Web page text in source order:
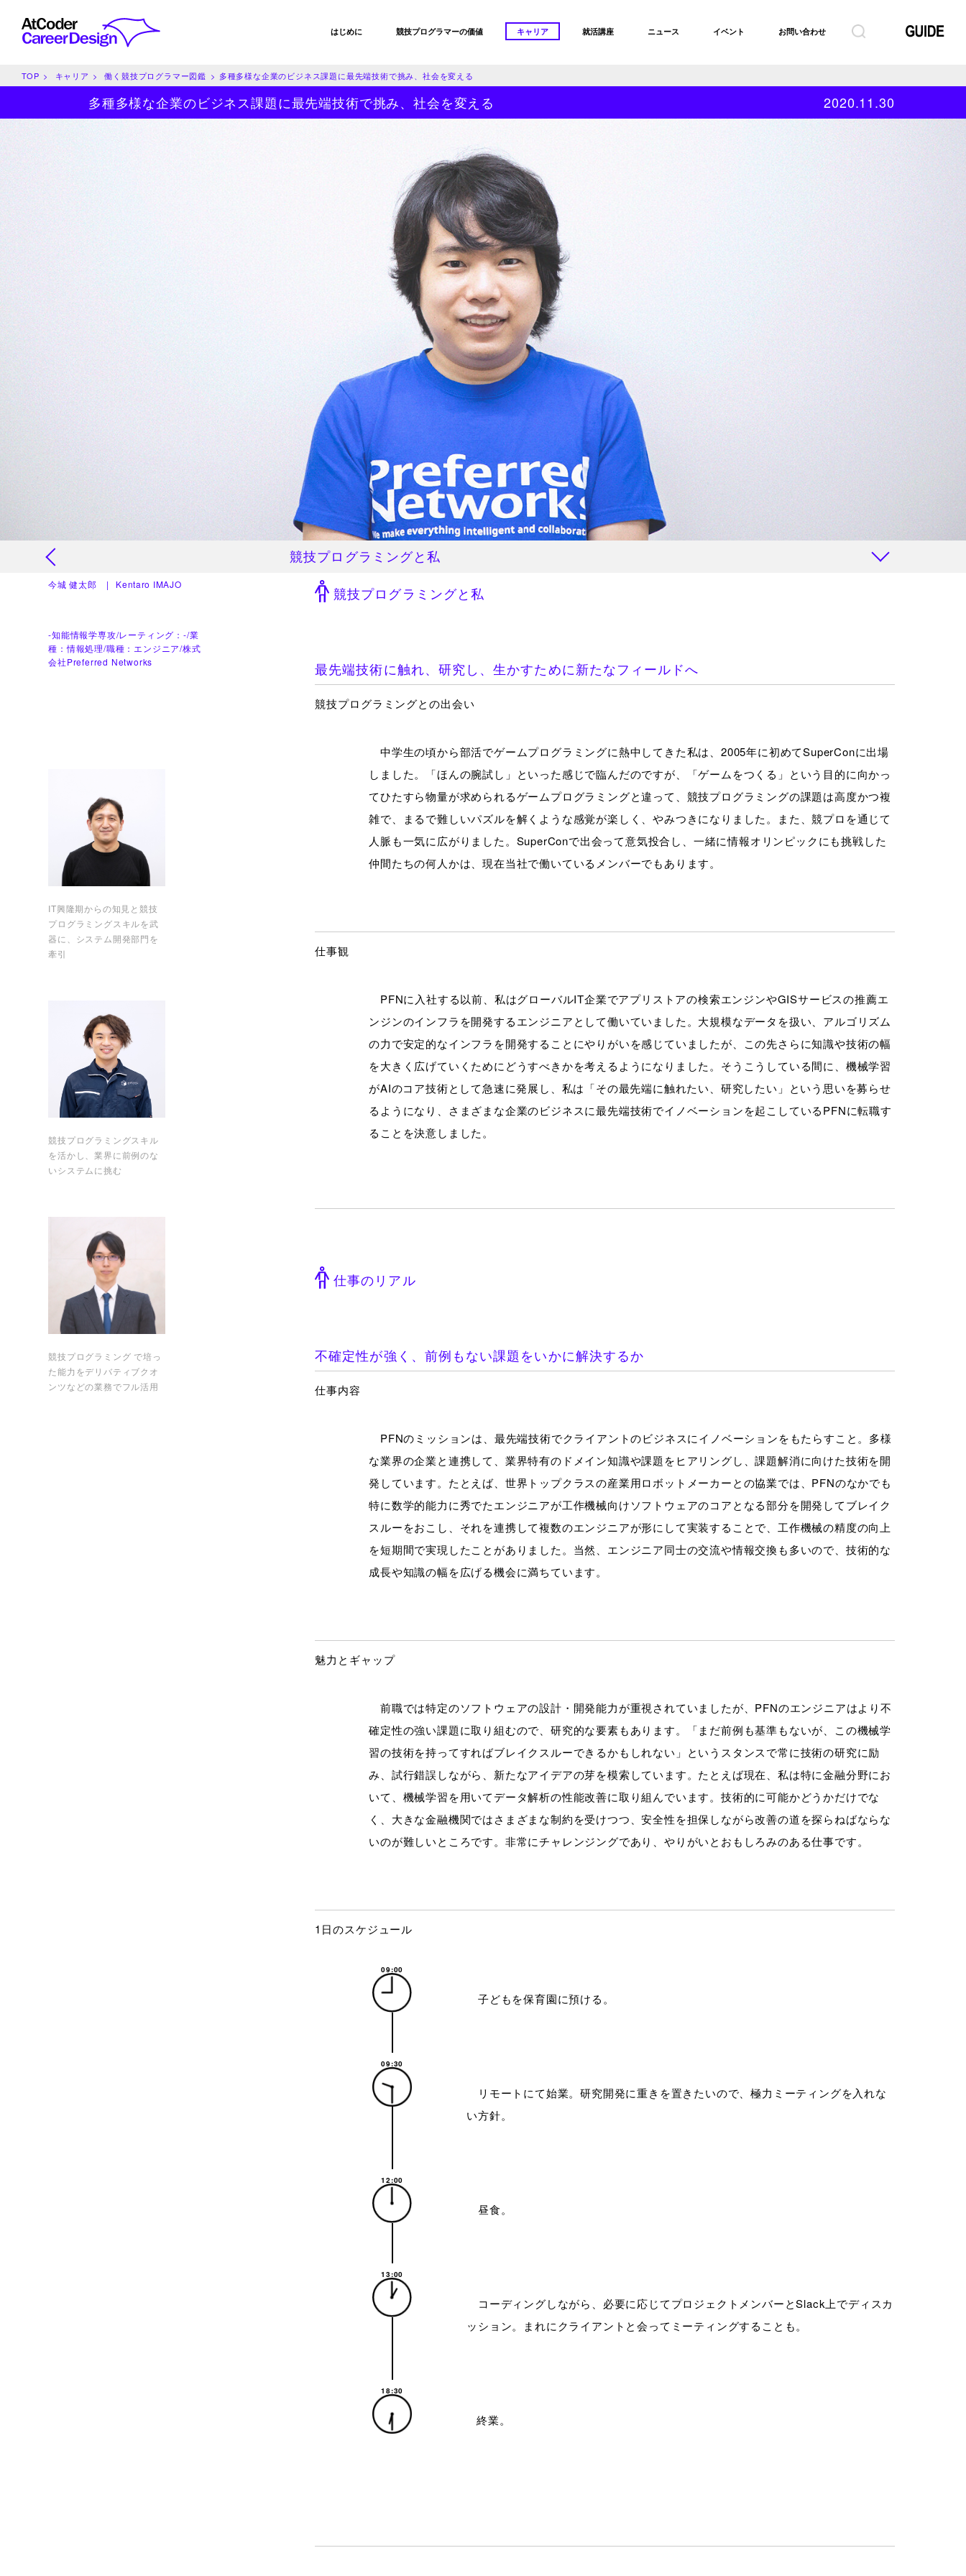
はじめに 競技プログラマーの価値 キャリア 就活講座 ニュース イベント お問い合わせ
TOP キャリア 働く競技プログラマー図鑑 多種多様な企業のビジネス課題に最先端技術で挑み、社会を変える
多種多様な企業のビジネス課題に最先端技術で挑み、社会を変える 2020.11.30
競技プログラミングと私
仕事のリアル
今城 健太郎 Kentaro IMAJO
-知能情報学専攻/レーティング：-/業
種：情報処理/職種：エンジニア/株式
会社Preferred Networks
競技プログラミングと私
最先端技術に触れ、研究し、生かすために新たなフィールドへ
競技プログラミングとの出会い
中学生の頃から部活でゲームプログラミングに熱中してきた私は、2005年に初めてSuperConに出場
しました。「ほんの腕試し」といった感じで臨んだのですが、「ゲームをつくる」という目的に向かっ
てひたすら物量が求められるゲームプログラミングと違って、競技プログラミングの課題は高度かつ複
雑で、まるで難しいパズルを解くような感覚が楽しく、やみつきになりました。また、競プロを通じて
人脈も一気に広がりました。SuperConで出会って意気投合し、一緒に情報オリンピックにも挑戦した
仲間たちの何人かは、現在当社で働いているメンバーでもあります。
仕事観
PFNに入社する以前、私はグローバルIT企業でアプリストアの検索エンジンやGISサービスの推薦エ
ンジンのインフラを開発するエンジニアとして働いていました。大規模なデータを扱い、アルゴリズム
の力で安定的なインフラを開発することにやりがいを感じていましたが、この先さらに知識や技術の幅
を大きく広げていくためにどうすべきかを考えるようになりました。そうこうしている間に、機械学習
がAIのコア技術として急速に発展し、私は「その最先端に触れたい、研究したい」という思いを募らせ
るようになり、さまざまな企業のビジネスに最先端技術でイノベーションを起こしているPFNに転職す
ることを決意しました。
仕事のリアル
不確定性が強く、前例もない課題をいかに解決するか
仕事内容
PFNのミッションは、最先端技術でクライアントのビジネスにイノベーションをもたらすこと。多様
な業界の企業と連携して、業界特有のドメイン知識や課題をヒアリングし、課題解消に向けた技術を開
発しています。たとえば、世界トップクラスの産業用ロボットメーカーとの協業では、PFNのなかでも
特に数学的能力に秀でたエンジニアが工作機械向けソフトウェアのコアとなる部分を開発してブレイク
スルーをおこし、それを連携して複数のエンジニアが形にして実装することで、工作機械の精度の向上
を短期間で実現したことがありました。当然、エンジニア同士の交流や情報交換も多いので、技術的な
成長や知識の幅を広げる機会に満ちています。
魅力とギャップ
前職では特定のソフトウェアの設計・開発能力が重視されていましたが、PFNのエンジニアはより不
確定性の強い課題に取り組むので、研究的な要素もあります。「まだ前例も基準もないが、この機械学
習の技術を持ってすればブレイクスルーできるかもしれない」というスタンスで常に技術の研究に励
み、試行錯誤しながら、新たなアイデアの芽を模索しています。たとえば現在、私は特に金融分野にお
いて、機械学習を用いてデータ解析の性能改善に取り組んでいます。技術的に可能かどうかだけでな
く、大きな金融機関ではさまざまな制約を受けつつ、安全性を担保しながら改善の道を探らねばならな
いのが難しいところです。非常にチャレンジングであり、やりがいとおもしろみのある仕事です。
1日のスケジュール
09:00
子どもを保育園に預ける。
09:30
リモートにて始業。研究開発に重きを置きたいので、極力ミーティングを入れな
い方針。
12:00
昼食。
13:00
コーディングしながら、必要に応じてプロジェクトメンバーとSlack上でディスカ
ッション。まれにクライアントと会ってミーティングすることも。
18:30
終業。
IT興隆期からの知見と競技
プログラミングスキルを武
器に、システム開発部門を
牽引
競技プログラミングスキル
を活かし、業界に前例のな
いシステムに挑む
競技プログラミング で培っ
た能力をデリバティブクオ
ンツなどの業務でフル活用